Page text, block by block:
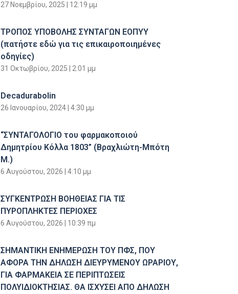
27 Νοεμβρίου, 2025 12:19 μμ
ΤΡΟΠΟΣ ΥΠΟΒΟΛΗΣ ΣΥΝΤΑΓΩΝ ΕΟΠΥΥ
(πατήστε εδώ για τις επικαιροποιημένες
οδηγίες)
31 Οκτωβρίου, 2025 2:01 μμ
Decadurabolin
26 Ιανουαρίου, 2024 4:30 μμ
“ΣΥΝΤΑΓΟΛΟΓΙΟ του φαρμακοποιού
Δημητρίου Κόλλα 1803” (Βραχλιώτη-Μπότη
Μ.)
6 Αυγούστου, 2026 4:10 μμ
ΣΥΓΚΕΝΤΡΩΣΗ ΒΟΗΘΕΙΑΣ ΓΙΑ ΤΙΣ
ΠΥΡΟΠΛΗΚΤΕΣ ΠΕΡΙΟΧΕΣ
6 Αυγούστου, 2026 10:39 πμ
ΣΗΜΑΝΤΙΚΗ ΕΝΗΜΕΡΩΣΗ ΤΟΥ ΠΦΣ, ΠΟΥ
ΑΦΟΡΑ ΤΗΝ ΔΗΛΩΣΗ ΔΙΕΥΡΥΜΕΝΟΥ ΩΡΑΡΙΟΥ,
ΓΙΑ ΦΑΡΜΑΚΕΙΑ ΣΕ ΠΕΡΙΠΤΩΣΕΙΣ
ΠΟΛΥΙΔΙΟΚΤΗΣΙΑΣ. ΘΑ ΙΣΧΥΣΕΙ ΑΠΟ ΔΗΛΩΣΗ